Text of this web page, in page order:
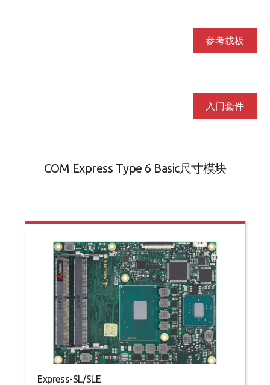
参考载板
入门套件
COM Express Type 6 Basic尺寸模块
Express-SL/SLE